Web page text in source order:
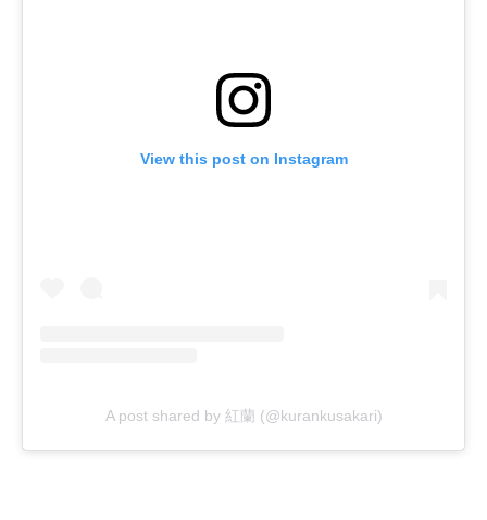
View this post on Instagram
A post shared by 紅蘭 (@kurankusakari)